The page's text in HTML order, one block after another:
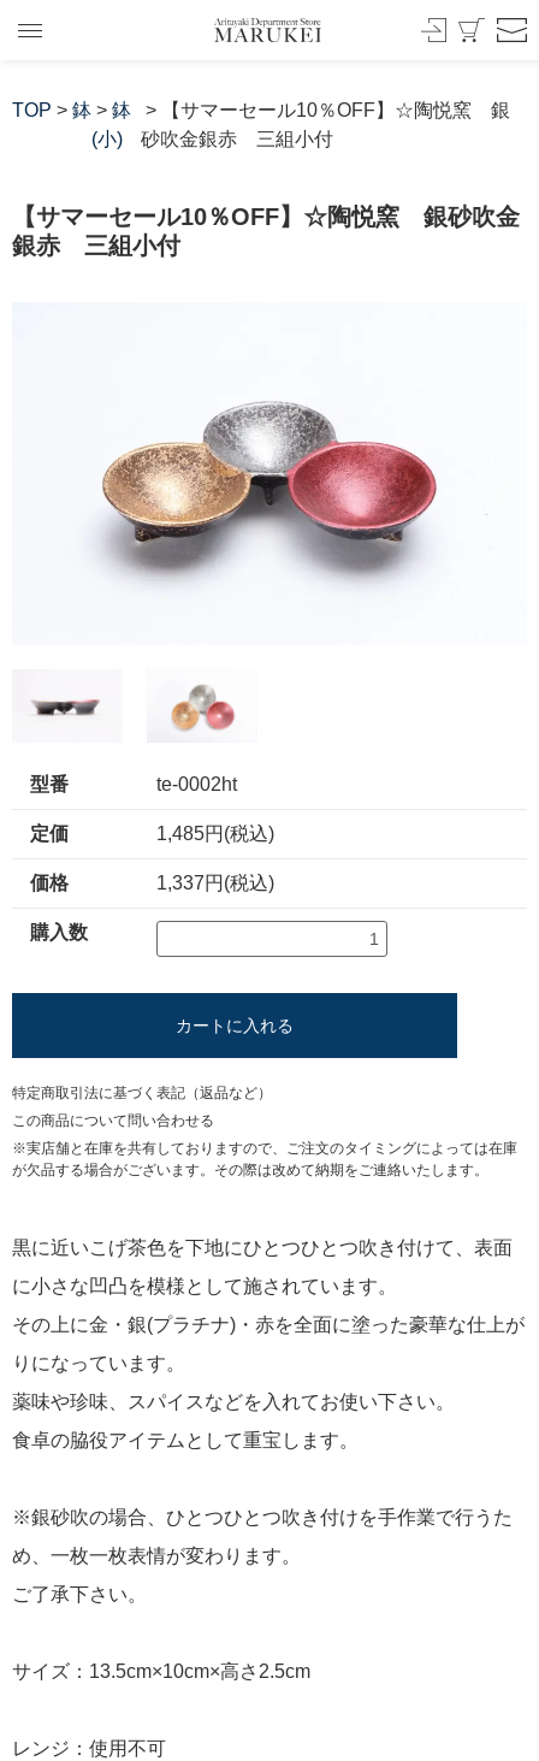
TOP > 鉢 > 鉢
(小)
> 【サマーセール10％OFF】☆陶悦窯 銀
砂吹金銀赤 三組小付
【サマーセール10％OFF】☆陶悦窯 銀砂吹金
銀赤 三組小付
型番 te-0002ht
定価 1,485円(税込)
価格 1,337円(税込)
購入数
カートに入れる
特定商取引法に基づく表記（返品など）
この商品について問い合わせる
※実店舗と在庫を共有しておりますので、ご注文のタイミングによっては在庫
が欠品する場合がございます。その際は改めて納期をご連絡いたします。
黒に近いこげ茶色を下地にひとつひとつ吹き付けて、表面
に小さな凹凸を模様として施されています。
その上に金・銀(プラチナ)・赤を全面に塗った豪華な仕上が
りになっています。
薬味や珍味、スパイスなどを入れてお使い下さい。
食卓の脇役アイテムとして重宝します。
※銀砂吹の場合、ひとつひとつ吹き付けを手作業で行うた
め、一枚一枚表情が変わります。
ご了承下さい。
サイズ：13.5cm×10cm×高さ2.5cm
レンジ：使用不可